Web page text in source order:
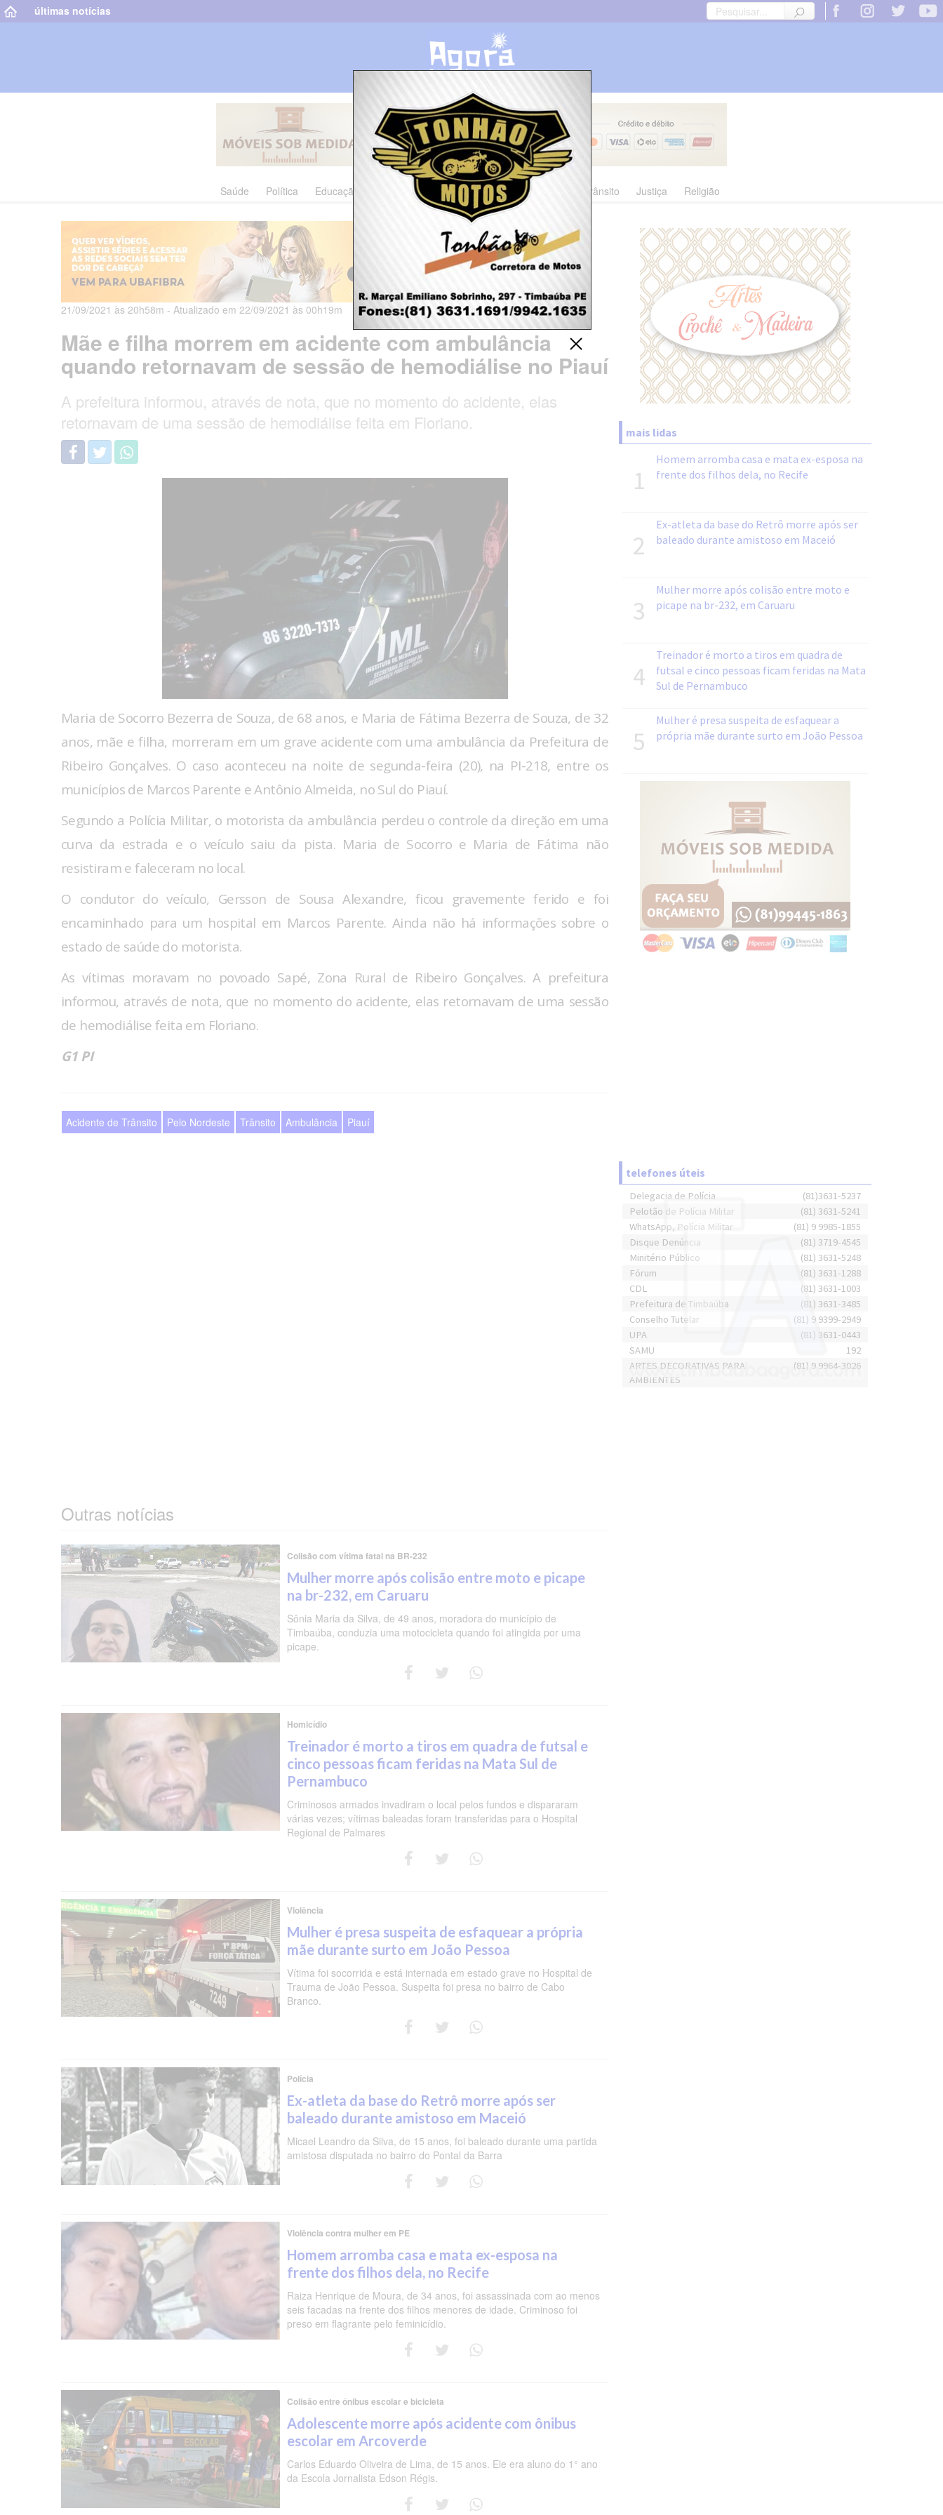
últimas notícias
Saúde Política Educação Cultura Polícia Economia Trânsito Justiça Religião
21/09/2021 às 20h58m - Atualizado em 22/09/2021 às 00h19m
Mãe e filha morrem em acidente com ambulância
quando retornavam de sessão de hemodiálise no Piauí
A prefeitura informou, através de nota, que no momento do acidente, elas
retornavam de uma sessão de hemodiálise feita em Floriano.
Maria de Socorro Bezerra de Souza, de 68 anos, e Maria de Fátima Bezerra de Souza, de 32
anos, mãe e filha, morreram em um grave acidente com uma ambulância da Prefeitura de
Ribeiro Gonçalves. O caso aconteceu na noite de segunda-feira (20), na PI-218, entre os
municípios de Marcos Parente e Antônio Almeida, no Sul do Piauí.
Segundo a Polícia Militar, o motorista da ambulância perdeu o controle da direção em uma
curva da estrada e o veículo saiu da pista. Maria de Socorro e Maria de Fátima não
resistiram e faleceram no local.
O condutor do veículo, Gersson de Sousa Alexandre, ficou gravemente ferido e foi
encaminhado para um hospital em Marcos Parente. Ainda não há informações sobre o
estado de saúde do motorista.
As vítimas moravam no povoado Sapé, Zona Rural de Ribeiro Gonçalves. A prefeitura
informou, através de nota, que no momento do acidente, elas retornavam de uma sessão
de hemodiálise feita em Floriano.
G1 PI
Acidente de Trânsito Pelo Nordeste Trânsito Ambulância Piauí
Outras notícias
Colisão com vítima fatal na BR-232
Mulher morre após colisão entre moto e picape
na br-232, em Caruaru
Sônia Maria da Silva, de 49 anos, moradora do município de
Timbaúba, conduzia uma motocicleta quando foi atingida por uma
picape.
Homicídio
Treinador é morto a tiros em quadra de futsal e
cinco pessoas ficam feridas na Mata Sul de
Pernambuco
Criminosos armados invadiram o local pelos fundos e dispararam
várias vezes; vítimas baleadas foram transferidas para o Hospital
Regional de Palmares
Violência
Mulher é presa suspeita de esfaquear a própria
mãe durante surto em João Pessoa
Vítima foi socorrida e está internada em estado grave no Hospital de
Trauma de João Pessoa. Suspeita foi presa no bairro de Cabo
Branco.
Polícia
Ex-atleta da base do Retrô morre após ser
baleado durante amistoso em Maceió
Micael Leandro da Silva, de 15 anos, foi baleado durante uma partida
amistosa disputada no bairro do Pontal da Barra
Violência contra mulher em PE
Homem arromba casa e mata ex-esposa na
frente dos filhos dela, no Recife
Raiza Henrique de Moura, de 34 anos, foi assassinada com ao menos
seis facadas na frente dos filhos menores de idade. Criminoso foi
preso em flagrante pelo feminicídio.
Colisão entre ônibus escolar e bicicleta
Adolescente morre após acidente com ônibus
escolar em Arcoverde
Carlos Eduardo Oliveira de Lima, de 15 anos. Ele era aluno do 1° ano
da Escola Jornalista Edson Régis.
mais lidas
1
Homem arromba casa e mata ex-esposa na
frente dos filhos dela, no Recife
2
Ex-atleta da base do Retrô morre após ser
baleado durante amistoso em Maceió
3
Mulher morre após colisão entre moto e
picape na br-232, em Caruaru
4
Treinador é morto a tiros em quadra de
futsal e cinco pessoas ficam feridas na Mata
Sul de Pernambuco
5
Mulher é presa suspeita de esfaquear a
própria mãe durante surto em João Pessoa
telefones úteis
Delegacia de Polícia
(81)3631-5237
Pelotão de Polícia Militar
(81) 3631-5241
WhatsApp, Polícia Militar
(81) 9 9985-1855
Disque Denúncia
(81) 3719-4545
Minitério Público
(81) 3631-5248
Fórum
(81) 3631-1288
CDL
(81) 3631-1003
Prefeitura de Timbaúba
(81) 3631-3485
Conselho Tutelar
(81) 9 9399-2949
UPA
(81) 3631-0443
SAMU
192
ARTES DECORATIVAS PARA
AMBIENTES
(81) 9 9964-3026